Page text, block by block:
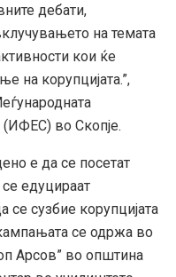
дебати,
на темата
кои ќе
на корупцијата.”,
(ИФЕС) во Скопје.
е да се посетат
едуцираат
се сузбие корупцијата
се одржа во
Арсов” во општина